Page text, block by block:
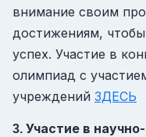
внимание своим
достижениям,
успех. Участие в
олимпиад с
учреждений ЗДЕСЬ
3. Участие в